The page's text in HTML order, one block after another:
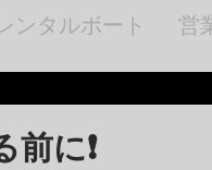
ンタルボート 営
に❗️